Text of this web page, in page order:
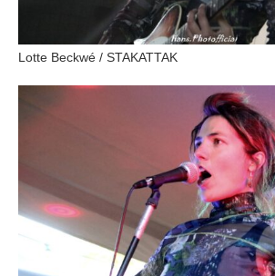
Lotte Beckwé / STAKATTAK